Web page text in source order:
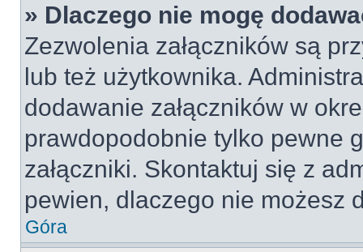
» Dlaczego nie mogę
Zezwolenia załączników są
lub też użytkownika.
dodawanie załączników w
prawdopodobnie tylko pewne
załączniki. Skontaktuj się z
pewien, dlaczego nie możesz
Góra